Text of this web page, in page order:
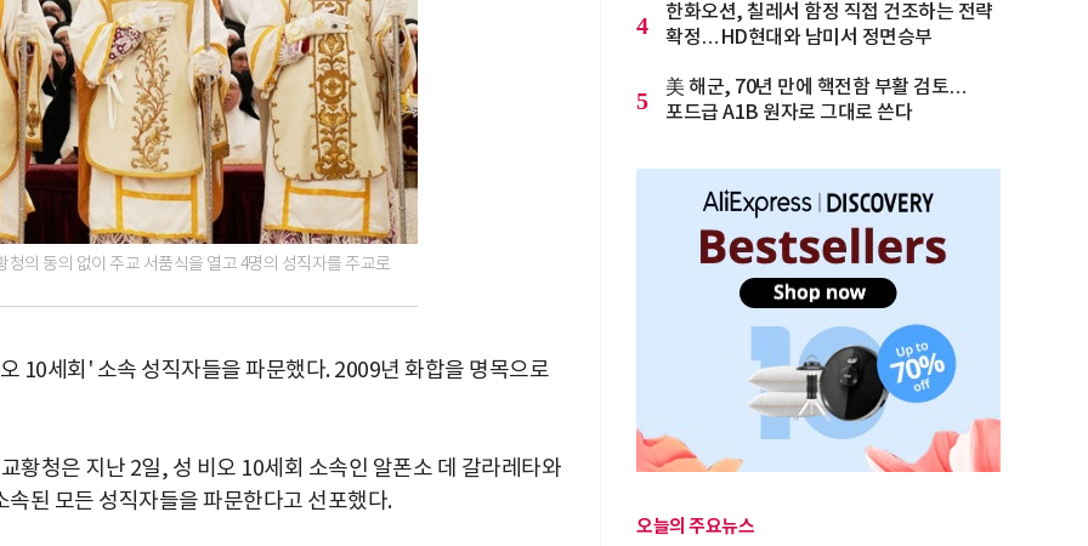
청의 동의 없이 주교 서품식을 열고 4명의 성직자를 주교로
10세회' 소속 성직자들을 파문했다. 2009년 화합을 명목으로
황청은 지난 2일, 성 비오 10세회 소속인 알폰소 데 갈라레타와
된 모든 성직자들을 파문한다고 선포했다.
4
한화오션, 칠레서 함정 직접 건조하는 전략
확정…HD현대와 남미서 정면승부
5
美 해군, 70년 만에 핵전함 부활 검토…
포드급 A1B 원자로 그대로 쓴다
오늘의 주요뉴스